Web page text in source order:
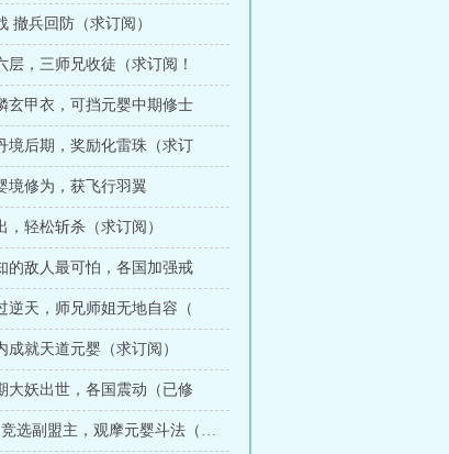
撤兵回防（求订阅）
层，三师兄收徒（求订阅！
玄甲衣，可挡元婴中期修士
境后期，奖励化雷珠（求订
境修为，获飞行羽翼
，轻松斩杀（求订阅）
的敌人最可怕，各国加强戒
逆天，师兄师姐无地自容（
成就天道元婴（求订阅）
大妖出世，各国震动（已修
第二百三十六章 竞选副盟主，观摩元婴斗法（求订阅